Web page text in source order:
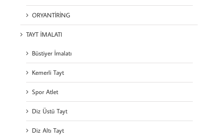
ORYANTİRİNG
TAYT İMALATI
Büstiyer İmalatı
Kemerli Tayt
Spor Atlet
Diz Üstü Tayt
Diz Altı Tayt